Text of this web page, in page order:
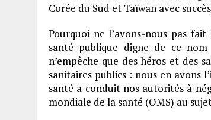
Corée du Sud et Taïwan avec
Pourquoi ne l’avons-nous pas
santé publique digne de ce
n’empêche que des héros et des
sanitaires publics : nous en avons
santé a conduit nos autorités à
mondiale de la santé (OMS) au